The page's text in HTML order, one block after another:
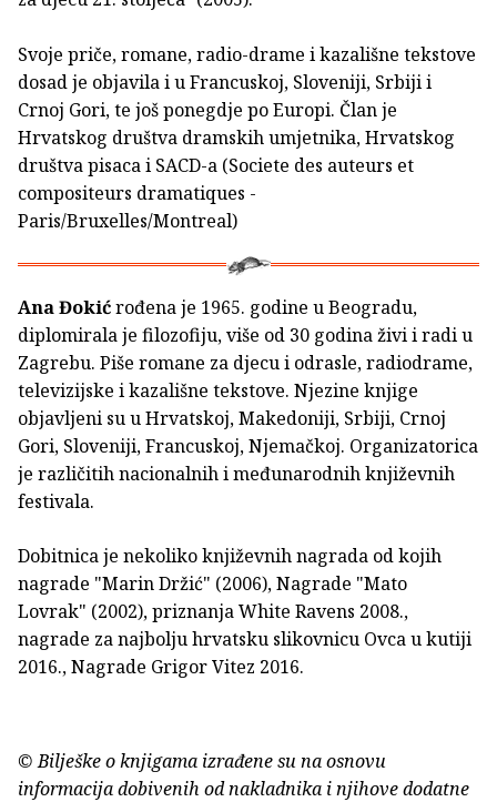
Svoje priče, romane, radio-drame i kazališne tekstove
dosad je objavila i u Francuskoj, Sloveniji, Srbiji i
Crnoj Gori, te još ponegdje po Europi. Član je
Hrvatskog društva dramskih umjetnika, Hrvatskog
društva pisaca i SACD-a (Societe des auteurs et
compositeurs dramatiques -
Paris/Bruxelles/Montreal)
Ana Đokićrođena je 1965. godine u Beogradu,
diplomirala je filozofiju, više od 30 godina živi i radi u
Zagrebu. Piše romane za djecu i odrasle, radiodrame,
televizijske i kazališne tekstove. Njezine knjige
objavljeni su u Hrvatskoj, Makedoniji, Srbiji, Crnoj
Gori, Sloveniji, Francuskoj, Njemačkoj. Organizatorica
je različitih nacionalnih i međunarodnih književnih
festivala.
Dobitnica je nekoliko književnih nagrada od kojih
nagrade "Marin Držić" (2006), Nagrade "Mato
Lovrak" (2002), priznanja White Ravens 2008.,
nagrade za najbolju hrvatsku slikovnicu Ovca u kutiji
2016., Nagrade Grigor Vitez 2016.
© Bilješke o knjigama izrađene su na osnovu
informacija dobivenih od nakladnika i njihove dodatne